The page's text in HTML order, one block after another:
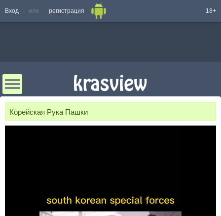
Вход или регистрация 18+
Корейская Рука Пашки